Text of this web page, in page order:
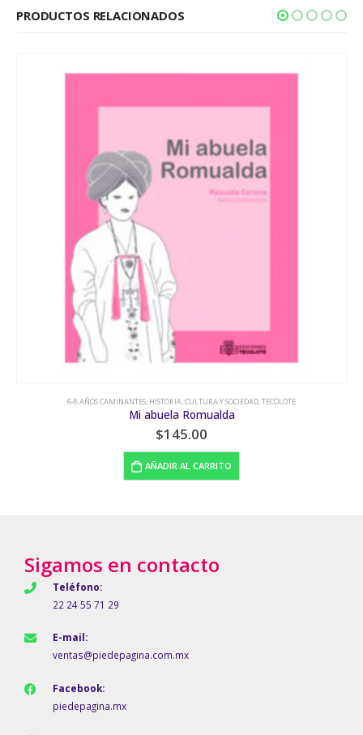
PRODUCTOS RELACIONADOS
6-8 AÑOS CAMINANTES,ANIMALES,TECOLOTE
Historia de la resurección del papagayo
$ 240.00
LEER MÁS
Sigamos en contacto
Teléfono:
22 24 55 71 29
E-mail:
ventas@piedepagina.com.mx
Facebook:
piedepagina.mx